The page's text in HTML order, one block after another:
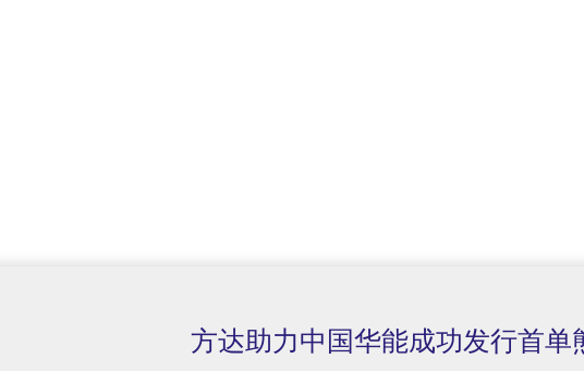
方达助力中国华能成功发行首单